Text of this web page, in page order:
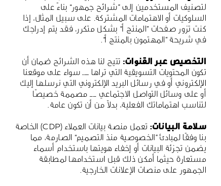
لتصنيف المستخدمين إلى ”شرائح جمهور“ بناءً على
السلوكيات أو الاهتمامات المشتركة. على سبيل المثال، إذا
كنت تزور صفحات ”المنتج أ“ بشكل متكرر، فقد يتم إدراجك
في شريحة ”المهتمون بالمنتج أ“.
التخصيص عبر القنوات: تتيح لنا هذه الشرائح ضمان أن
تكون المحتويات التسويقية التي تراها ــــ سواء على موقعنا
الإلكتروني أو في رسائل البريد الإلكتروني التي نرسلها إليك
أو على وسائل التواصل الاجتماعي ــــ مصممة خصيصًا
لتناسب اهتماماتك الفعلية، بدلاً من أن تكون عامة.
سلامة البيانات:
تعمل منصة بيانات العملاء (CDP) الخاصة
بنا وفقًا لمبادئ ”الخصوصية منذ التصميم“ الصارمة، مما
يضمن تجزئة البيانات أو إخفاء هويتها باستخدام أسماء
مستعارة حيثما أمكن ذلك قبل استخدامها لمطابقة
الجمهور على منصات الإعلانات الخارجية.